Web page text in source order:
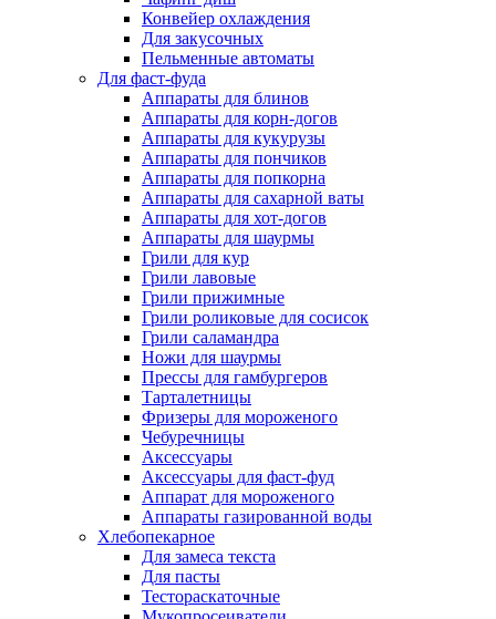
Конвейер охлаждения
Для закусочных
Пельменные автоматы
Для фаст-фуда
Аппараты для блинов
Аппараты для корн-догов
Аппараты для кукурузы
Аппараты для пончиков
Аппараты для попкорна
Аппараты для сахарной ваты
Аппараты для хот-догов
Аппараты для шаурмы
Грили для кур
Грили лавовые
Грили прижимные
Грили роликовые для сосисок
Грили саламандра
Ножи для шаурмы
Прессы для гамбургеров
Тарталетницы
Фризеры для мороженого
Чебуречницы
Аксессуары
Аксессуары для фаст-фуд
Аппарат для мороженого
Аппараты газированной воды
Хлебопекарное
Для замеса текста
Для пасты
Тестораскаточные